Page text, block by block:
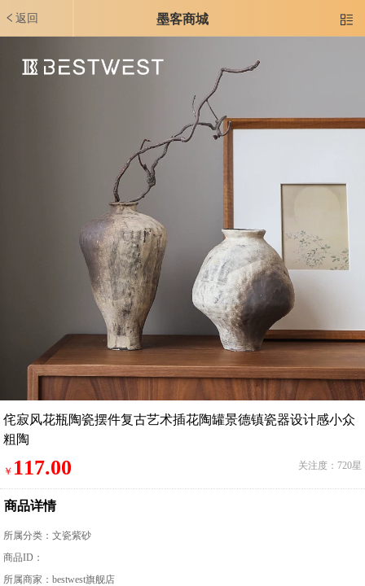
返回 墨客商城 
侘寂风花瓶陶瓷摆件复古艺术插花陶罐景德镇瓷器设计感小众
粗陶
￥ 117.00 关注度：720星
商品详情
所属分类：文瓷紫砂
商品ID：
所属商家：bestwest旗舰店